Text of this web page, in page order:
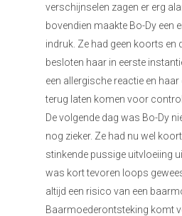
verschijnselen zagen er erg
bovendien maakte Bo-Dy een
indruk. Ze had geen koorts en
besloten haar in eerste
een allergische reactie en
terug laten komen voor
De volgende dag was Bo-Dy
nog zieker. Ze had nu wel
stinkende pussige uitvloeiing
was kort tevoren loops
altijd een risico van een
Baarmoederontsteking komt